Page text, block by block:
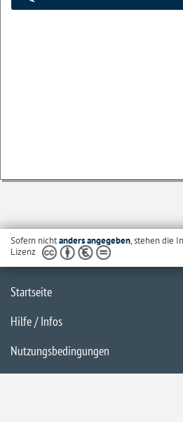
Sofern nichtanders angegeben, stehen die
Lizenz
Startseite
Hilfe / Infos
Nutzungsbedingungen